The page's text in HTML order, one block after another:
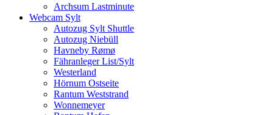
Archsum Lastminute
Webcam Sylt
Autozug Sylt Shuttle
Autozug Niebüll
Havneby Rømø
Fähranleger List/Sylt
Westerland
Hörnum Ostseite
Rantum Weststrand
Wonnemeyer